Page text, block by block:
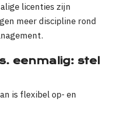
licenties zijn
meer discipline rond
eenmalig: stel
is flexibel op- en